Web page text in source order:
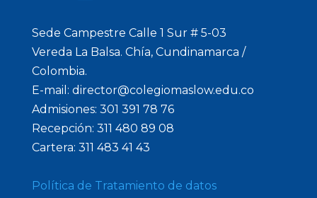
Sede Campestre Calle 1 Sur # 5-03
Vereda La Balsa. Chía, Cundinamarca /
Colombia.
E-mail: director@colegiomaslow.edu.co
Admisiones: 301 391 78 76
Recepción: 311 480 89 08
Cartera: 311 483 41 43
Política de Tratamiento de datos